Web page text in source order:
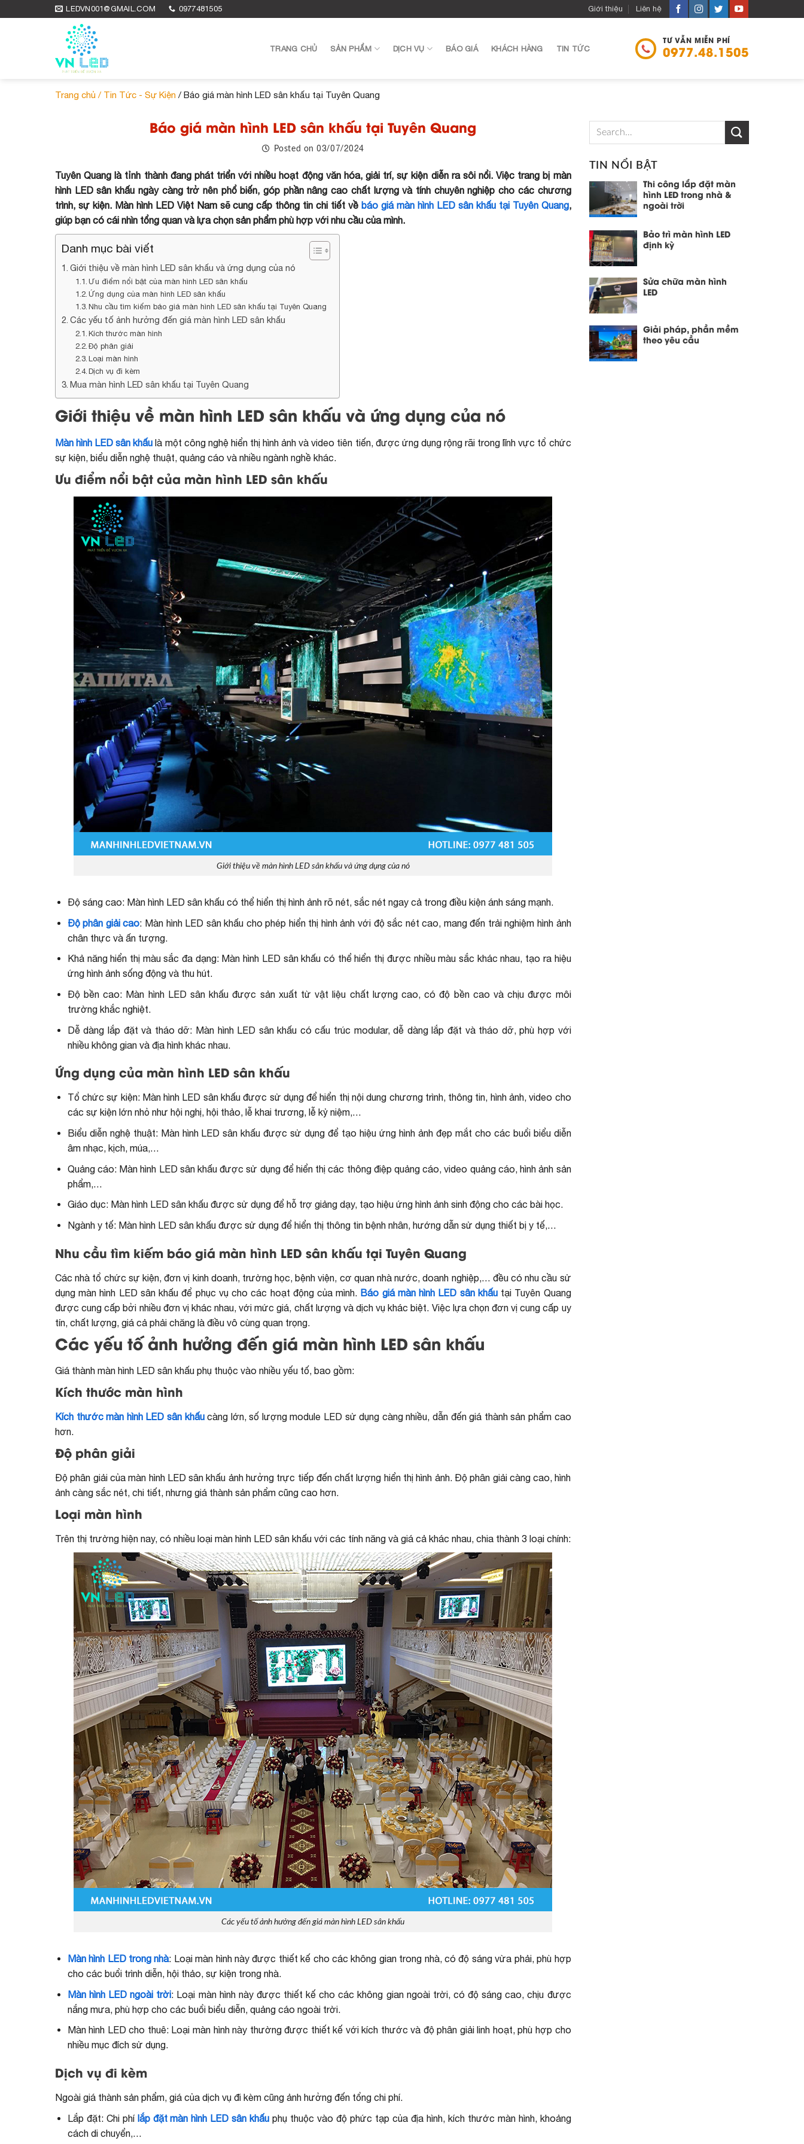
LEDVN001@GMAIL.COM 0977481505 Giới thiệu Liên hệ
TRANG CHỦ SẢN PHẨM DỊCH VỤ BÁO GIÁ KHÁCH HÀNG TIN TỨC
TƯ VẪN MIỄN PHÍ
0977.48.1505
Trang chủ / Tin Tức - Sự Kiện / Báo giá màn hình LED sân khấu tại Tuyên Quang
Báo giá màn hình LED sân khấu tại Tuyên Quang
Posted on03/07/2024
Tuyên Quang là tỉnh thành đang phát triển với nhiều hoạt động văn hóa, giải trí, sự kiện diễn ra sôi nổi. Việc trang bị màn
hình LED sân khấu ngày càng trở nên phổ biến, góp phần nâng cao chất lượng và tính chuyên nghiệp cho các chương
trình, sự kiện. Màn hình LED Việt Nam sẽ cung cấp thông tin chi tiết vềbáo giá màn hình LED sân khấu tại Tuyên Quang,
giúp bạn có cái nhìn tổng quan và lựa chọn sản phẩm phù hợp với nhu cầu của mình.
Danh mục bài viết
Giới thiệu về màn hình LED sân khấu và ứng dụng của nó
Ưu điểm nổi bật của màn hình LED sân khấu
Ứng dụng của màn hình LED sân khấu
Nhu cầu tìm kiếm báo giá màn hình LED sân khấu tại Tuyên Quang
Các yếu tố ảnh hưởng đến giá màn hình LED sân khấu
Kích thước màn hình
Độ phân giải
Loại màn hình
Dịch vụ đi kèm
Mua màn hình LED sân khấu tại Tuyên Quang
Giới thiệu về màn hình LED sân khấu và ứng dụng của nó
Màn hình LED sân khấu là một công nghệ hiển thị hình ảnh và video tiên tiến, được ứng dụng rộng rãi trong lĩnh vực tổ chức
sự kiện, biểu diễn nghệ thuật, quảng cáo và nhiều ngành nghề khác.
Ưu điểm nổi bật của màn hình LED sân khấu
Giới thiệu về màn hình LED sân khấu và ứng dụng của nó
Độ sáng cao: Màn hình LED sân khấu có thể hiển thị hình ảnh rõ nét, sắc nét ngay cả trong điều kiện ánh sáng mạnh.
Độ phân giải cao: Màn hình LED sân khấu cho phép hiển thị hình ảnh với độ sắc nét cao, mang đến trải nghiệm hình ảnh
chân thực và ấn tượng.
Khả năng hiển thị màu sắc đa dạng: Màn hình LED sân khấu có thể hiển thị được nhiều màu sắc khác nhau, tạo ra hiệu
ứng hình ảnh sống động và thu hút.
Độ bền cao: Màn hình LED sân khấu được sản xuất từ vật liệu chất lượng cao, có độ bền cao và chịu được môi
trường khắc nghiệt.
Dễ dàng lắp đặt và tháo dỡ: Màn hình LED sân khấu có cấu trúc modular, dễ dàng lắp đặt và tháo dỡ, phù hợp với
nhiều không gian và địa hình khác nhau.
Ứng dụng của màn hình LED sân khấu
Tổ chức sự kiện: Màn hình LED sân khấu được sử dụng để hiển thị nội dung chương trình, thông tin, hình ảnh, video cho
các sự kiện lớn nhỏ như hội nghị, hội thảo, lễ khai trương, lễ kỷ niệm,…
Biểu diễn nghệ thuật: Màn hình LED sân khấu được sử dụng để tạo hiệu ứng hình ảnh đẹp mắt cho các buổi biểu diễn
âm nhạc, kịch, múa,…
Quảng cáo: Màn hình LED sân khấu được sử dụng để hiển thị các thông điệp quảng cáo, video quảng cáo, hình ảnh sản
phẩm,…
Giáo dục: Màn hình LED sân khấu được sử dụng để hỗ trợ giảng dạy, tạo hiệu ứng hình ảnh sinh động cho các bài học.
Ngành y tế: Màn hình LED sân khấu được sử dụng để hiển thị thông tin bệnh nhân, hướng dẫn sử dụng thiết bị y tế,…
Nhu cầu tìm kiếm báo giá màn hình LED sân khấu tại Tuyên Quang
Các nhà tổ chức sự kiện, đơn vị kinh doanh, trường học, bệnh viện, cơ quan nhà nước, doanh nghiệp,… đều có nhu cầu sử
dụng màn hình LED sân khấu để phục vụ cho các hoạt động của mình. Báo giá màn hình LED sân khấutại Tuyên Quang
được cung cấp bởi nhiều đơn vị khác nhau, với mức giá, chất lượng và dịch vụ khác biệt. Việc lựa chọn đơn vị cung cấp uy
tín, chất lượng, giá cả phải chăng là điều vô cùng quan trọng.
Các yếu tố ảnh hưởng đến giá màn hình LED sân khấu
Giá thành màn hình LED sân khấu phụ thuộc vào nhiều yếu tố, bao gồm:
Kích thước màn hình
Kích thước màn hình LED sân khấucàng lớn, số lượng module LED sử dụng càng nhiều, dẫn đến giá thành sản phẩm cao
hơn.
Độ phân giải
Độ phân giải của màn hình LED sân khấu ảnh hưởng trực tiếp đến chất lượng hiển thị hình ảnh. Độ phân giải càng cao, hình
ảnh càng sắc nét, chi tiết, nhưng giá thành sản phẩm cũng cao hơn.
Loại màn hình
Trên thị trường hiện nay, có nhiều loại màn hình LED sân khấu với các tính năng và giá cả khác nhau, chia thành 3 loại chính:
Các yếu tố ảnh hưởng đến giá màn hình LED sân khấu
Màn hình LED trong nhà: Loại màn hình này được thiết kế cho các không gian trong nhà, có độ sáng vừa phải, phù hợp
cho các buổi trình diễn, hội thảo, sự kiện trong nhà.
Màn hình LED ngoài trời: Loại màn hình này được thiết kế cho các không gian ngoài trời, có độ sáng cao, chịu được
nắng mưa, phù hợp cho các buổi biểu diễn, quảng cáo ngoài trời.
Màn hình LED cho thuê: Loại màn hình này thường được thiết kế với kích thước và độ phân giải linh hoạt, phù hợp cho
nhiều mục đích sử dụng.
Dịch vụ đi kèm
Ngoài giá thành sản phẩm, giá của dịch vụ đi kèm cũng ảnh hưởng đến tổng chi phí.
Lắp đặt: Chi phí lắp đặt màn hình LED sân khấu phụ thuộc vào độ phức tạp của địa hình, kích thước màn hình, khoảng
cách di chuyển,…
TIN NỔI BẬT
Thi công lắp đặt màn
hình LED trong nhà &
ngoài trời
Bảo trì màn hình LED
định kỳ
Sửa chữa màn hình
LED
Giải pháp, phần mềm
theo yêu cầu